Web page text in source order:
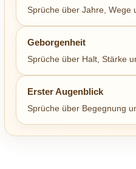
Sprüche über Jahre, Wege
Geborgenheit
Sprüche über Halt, Stärke
Erster Augenblick
Sprüche über Begegnung